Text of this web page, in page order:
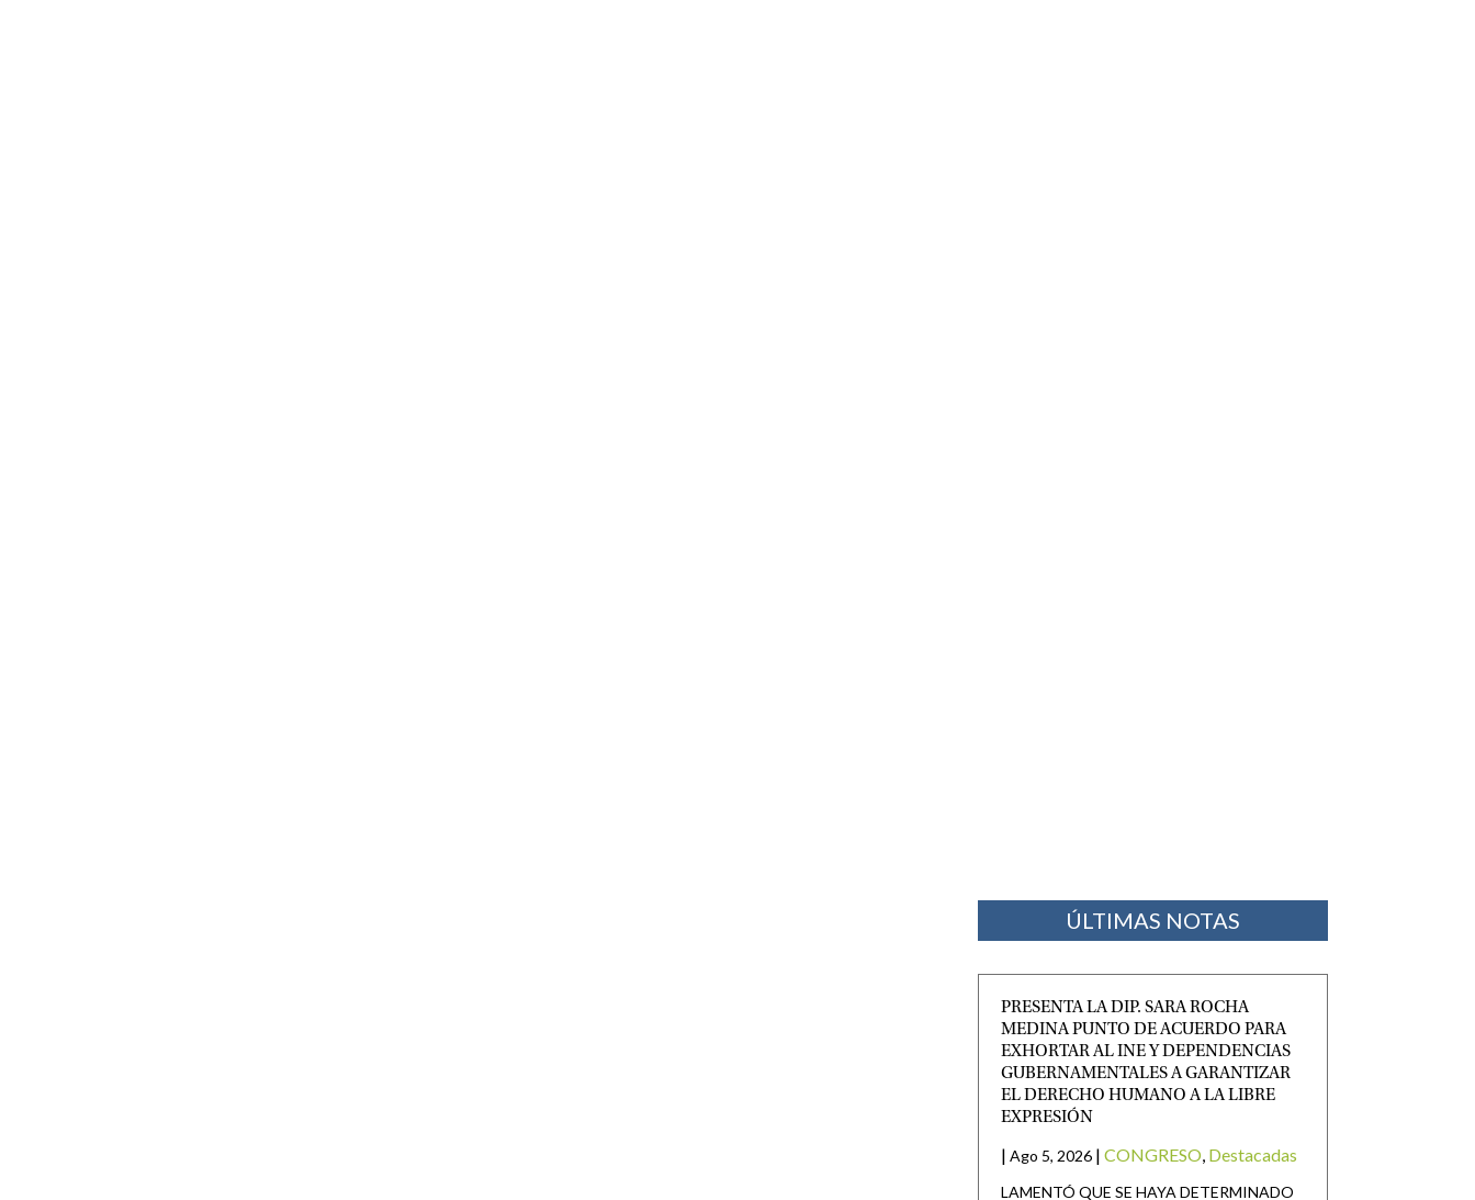
ÚLTIMAS NOTAS
PRESENTA LA DIP. SARA ROCHA
MEDINA PUNTO DE ACUERDO PARA
EXHORTAR AL INE Y DEPENDENCIAS
GUBERNAMENTALES A GARANTIZAR
EL DERECHO HUMANO A LA LIBRE
EXPRESIÓN
| Ago 5, 2026 | CONGRESO, Destacadas
LAMENTÓ QUE SE HAYA DETERMINADO